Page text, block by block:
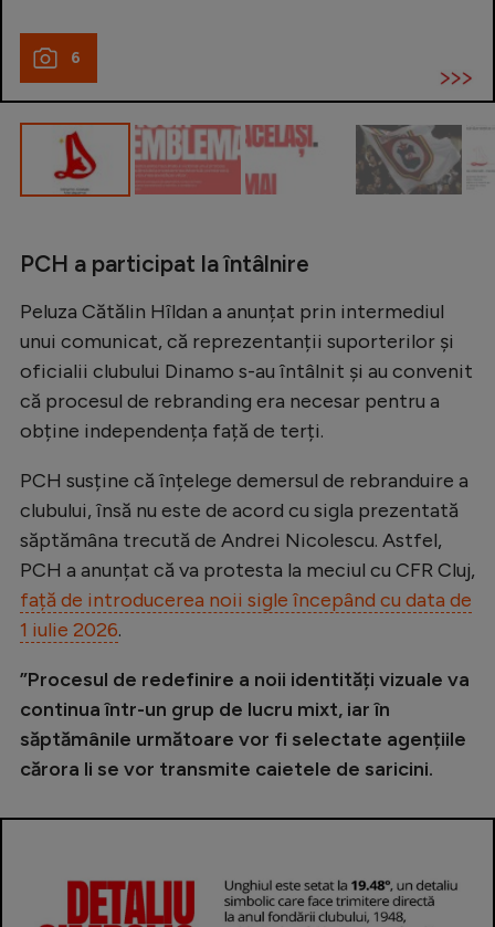
6
PCH a participat la întâlnire
Peluza Cătălin Hîldan a anunțat prin intermediul
unui comunicat, că reprezentanții suporterilor și
oficialii clubului Dinamo s-au întâlnit și au convenit
că procesul de rebranding era necesar pentru a
obține independența față de terți.
PCH susține că înțelege demersul de rebranduire a
clubului, însă nu este de acord cu sigla prezentată
săptămâna trecută de Andrei Nicolescu. Astfel,
PCH a anunțat că va protesta la meciul cu CFR Cluj,
față de introducerea noii sigle începând cu data de
1 iulie 2026.
”Procesul de redefinire a noii identități vizuale va
continua într-un grup de lucru mixt, iar în
săptămânile următoare vor fi selectate agențiile
cărora li se vor transmite caietele de saricini.